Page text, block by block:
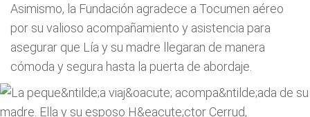
Asimismo, la Fundación agradece a Tocumen aéreo
por su valioso acompañamiento y asistencia para
asegurar que Lía y su madre llegaran de manera
cómoda y segura hasta la puerta de abordaje.